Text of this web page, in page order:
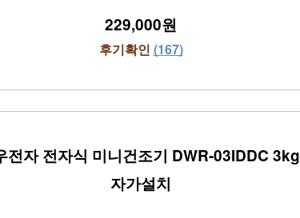
229,000원
후기확인 (167)
전자 전자식 미니건조기 DWR-03IDDC 3kg
자가설치